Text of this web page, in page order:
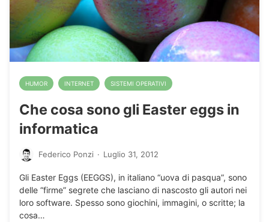
HUMOR INTERNET SISTEMI OPERATIVI
Che cosa sono gli Easter eggs in
informatica
Federico Ponzi · Luglio 31, 2012
Gli Easter Eggs (EEGGS), in italiano “uova di pasqua”, sono
delle “firme” segrete che lasciano di nascosto gli autori nei
loro software. Spesso sono giochini, immagini, o scritte; la
cosa…